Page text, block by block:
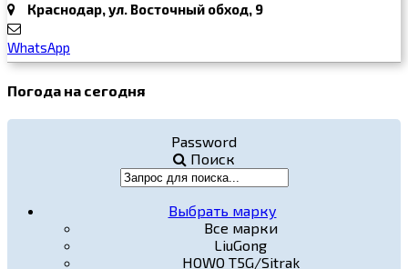
Краснодар, ул. Восточный обход, 9
WhatsApp
Погода на сегодня
Password
Поиск
Выбрать марку
Все марки
LiuGong
HOWO T5G/Sitrak